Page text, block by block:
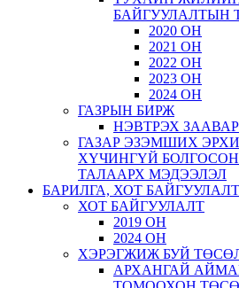
БАЙГУУЛАЛТЫН
2020 ОН
2021 ОН
2022 ОН
2023 ОН
2024 ОН
ГАЗРЫН БИРЖ
НЭВТРЭХ ЗААВАР
ГАЗАР ЭЗЭМШИХ
ХҮЧИНГҮЙ
ТАЛААРХ МЭДЭЭЛЭЛ
БАРИЛГА, ХОТ БАЙГУУЛАЛТ
ХОТ БАЙГУУЛАЛТ
2019 ОН
2024 ОН
ХЭРЭГЖИЖ БУЙ
АРХАНГАЙ